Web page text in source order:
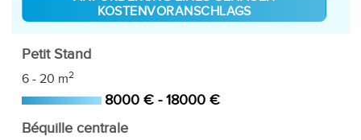
KOSTENVORANSCHLAGS
Petit Stand
6 - 20 m2
8000 € - 18000 €
Béquille centrale